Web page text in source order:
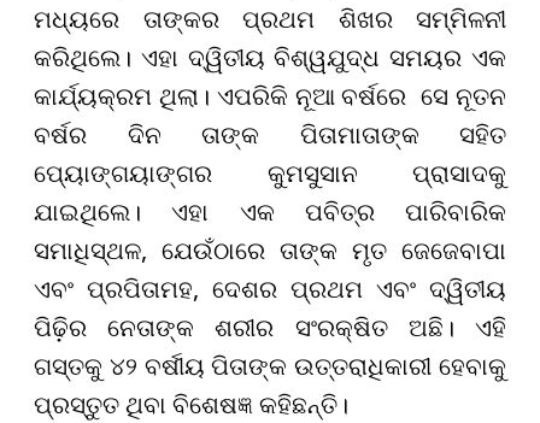
ମଧ୍ୟରେ ତାଙ୍କର ପ୍ରଥମ ଶିଖର ସମ୍ମିଳନୀ
କରିଥିଲେ। ଏହା ଦ୍ୱିତୀୟ ବିଶ୍ୱଯୁଦ୍ଧ ସମୟର ଏକ
କାର୍ଯ୍ୟକ୍ରମ ଥିଲା। ଏପରିକି ନୂଆ ବର୍ଷରେ ସେ ନୂତନ
ବର୍ଷର ଦିନ ତାଙ୍କ ପିତାମାତାଙ୍କ ସହିତ
ପ୍ୟୋଙ୍ଗୟାଙ୍ଗର କୁମସୁସାନ ପ୍ରାସାଦକୁ
ଯାଇଥିଲେ। ଏହା ଏକ ପବିତ୍ର ପାରିବାରିକ
ସମାଧିସ୍ଥଳ, ଯେଉଁଠାରେ ତାଙ୍କ ମୃତ ଜେଜେବାପା
ଏବଂ ପ୍ରପିତାମହ, ଦେଶର ପ୍ରଥମ ଏବଂ ଦ୍ୱିତୀୟ
ପିଢ଼ିର ନେତାଙ୍କ ଶରୀର ସଂରକ୍ଷିତ ଅଛି। ଏହି
ଗସ୍ତକୁ ୪୨ ବର୍ଷୀୟ ପିତାଙ୍କ ଉତ୍ତରାଧିକାରୀ ହେବାକୁ
ପ୍ରସ୍ତୁତ ଥିବା ବିଶେଷଜ୍ଞ କହିଛନ୍ତି।